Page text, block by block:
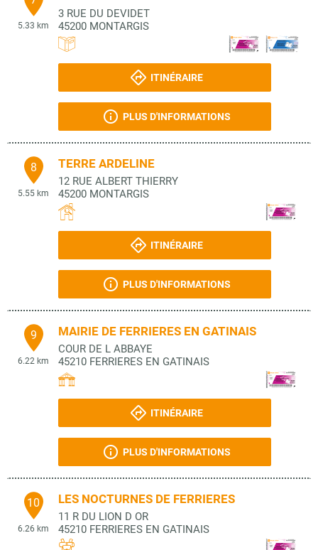
5.33 km
3 RUE DU DEVIDET
45200 MONTARGIS
ITINÉRAIRE
PLUS D'INFORMATIONS
8
5.55 km
TERRE ARDELINE
12 RUE ALBERT THIERRY
45200 MONTARGIS
ITINÉRAIRE
PLUS D'INFORMATIONS
9
6.22 km
MAIRIE DE FERRIERES EN GATINAIS
COUR DE L ABBAYE
45210 FERRIERES EN GATINAIS
ITINÉRAIRE
PLUS D'INFORMATIONS
10
6.26 km
LES NOCTURNES DE FERRIERES
11 R DU LION D OR
45210 FERRIERES EN GATINAIS